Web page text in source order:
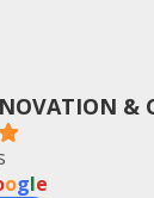
&
ogle